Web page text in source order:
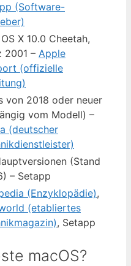
(Software-
X 10.0 Cheetah,
2001 – Apple
(offizielle
von 2018 oder neuer
vom Modell) –
(deutscher
(Stand
– Setapp
(Enzyklopädie),
(etabliertes
, Setapp
macOS?